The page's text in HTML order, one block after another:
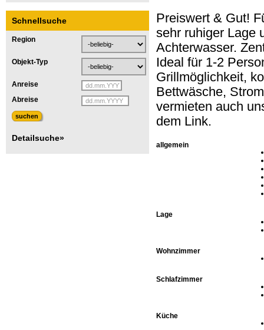
Schnellsuche
Region
Objekt-Typ
Anreise
Abreise
Detailsuche»
Preiswert & Gut!
sehr ruhiger Lage
Achterwasser.
Ideal für 1-2
Grillmöglichkeit,
Bettwäsche,
vermieten auch
dem Link.
allgemein
Lage
Wohnzimmer
Schlafzimmer
Küche